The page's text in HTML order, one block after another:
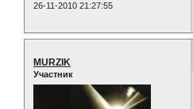
26-11-2010 21:27:55
MURZIK
Участник